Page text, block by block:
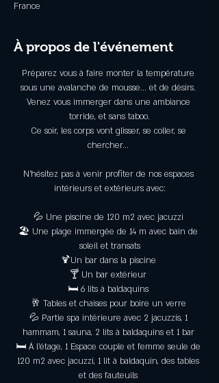
France
À propos de l'événement
Préparez vous à faire monter la température
sous une avalanche de mousse... et de désirs.
Venez vous immerger dans une ambiance
torride, et sans taboo.
Ce soir, les corps vont glisser, se coller, se
chercher...
N’hésitez pas à venir profiter de nos espaces
intérieurs et extérieurs avec:
💦 Une piscine de 120 m2 avec jacuzzi
🏖️ Une plage immergée de 14 m avec bain de
soleil et transats
🍹Un bar dans la piscine
🍸 Un bar extérieur
🛏️ 6 lits à baldaquins
🥂 Tables et chaises pour boire un verre
💦 Partie spa intérieure avec 2 jacuzzis, 1
hammam, 1 sauna, 2 lits à baldaquins et 1 bar
🛏️ À l’étage, 1 Espace couple et femme seule de
120 m2 avec jacuzzi, 1 lit à baldaquin, des tables
et des fauteuils